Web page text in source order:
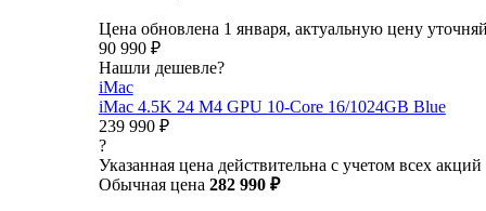
Цена обновлена 1 января, актуальную цену
90 990 ₽
Нашли дешевле?
iMac
iMac 4.5K 24 M4 GPU 10-Core 16/1024GB Blue
239 990 ₽
?
Указанная цена действительна с учетом всех акций
Обычная цена 282 990 ₽